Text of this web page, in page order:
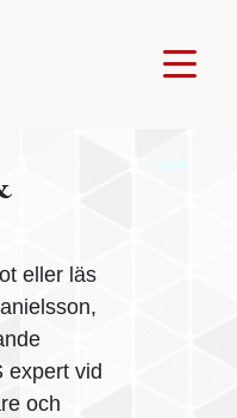
eller läs
expert vid
och